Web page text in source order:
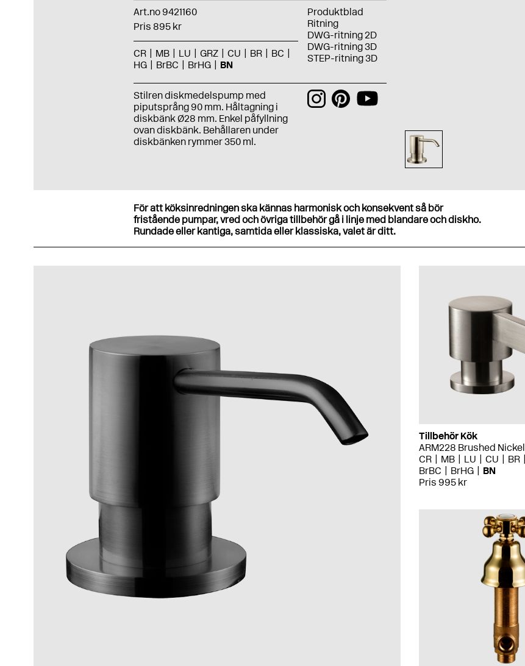
Art.no 9421160
Pris 895 kr
CR MB LU GRZ CU BR
BC
HG
BrBC BrHG BN
Produktblad
Ritning
DWG-ritning 2D
DWG-ritning 3D
STEP-ritning 3D
Stilren diskmedelspump med
piputsprång 90 mm. Håltagning i
diskbänk Ø28 mm. Enkel påfyllning
ovan diskbänk. Behållaren under
diskbänken rymmer 350 ml.
För att köksinredningen ska kännas harmonisk och konsekvent så bör
fristående pumpar, vred och övriga tillbehör gå i linje med blandare och diskho.
Rundade eller kantiga, samtida eller klassiska, valet är ditt.
Tillbehör Kök
ARM228 Brushed Nickel
CR
MB LU CU BR
BrBC
BrHG
BN
Pris 995 kr